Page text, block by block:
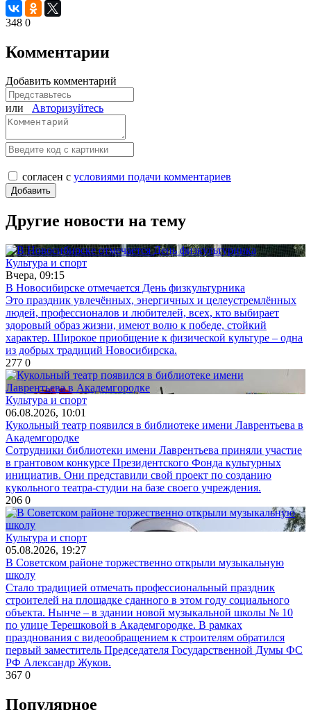
348 0
Комментарии
Добавить комментарий
или Авторизуйтесь
согласен с условиями подачи комментариев
Другие новости на тему
Культура и спорт
Вчера, 09:15
В Новосибирске отмечается День физкультурника
Это праздник увлечённых, энергичных и целеустремлённых
людей, профессионалов и любителей, всех, кто выбирает
здоровый образ жизни, имеют волю к победе, стойкий
характер. Широкое приобщение к физической культуре – одна
из добрых традиций Новосибирска.
277 0
Культура и спорт
06.08.2026, 10:01
Кукольный театр появился в библиотеке имени Лаврентьева в
Академгородке
Сотрудники библиотеки имени Лаврентьева приняли участие
в грантовом конкурсе Президентского Фонда культурных
инициатив. Они представили свой проект по созданию
кукольного театра-студии на базе своего учреждения.
206 0
Культура и спорт
05.08.2026, 19:27
В Советском районе торжественно открыли музыкальную
школу
Стало традицией отмечать профессиональный праздник
строителей на площадке сданного в этом году социального
объекта. Нынче – в здании новой музыкальной школы № 10
по улице Терешковой в Академгородке. В рамках
празднования с видеообращением к строителям обратился
первый заместитель Председателя Государственной Думы ФС
РФ Александр Жуков.
367 0
Популярное